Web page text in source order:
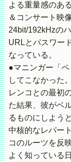
よる重量感のあ
＆コンサート映
24bit/192kHzの
URLとパスワー
なっている。
●マニンガー「
してこなかった
レンコとの最初
た結果、彼がベ
るものにしよう
中核的なレパー
コのルーツを反
よく知っている